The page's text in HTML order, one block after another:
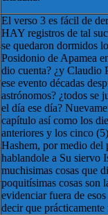
El verso 3 es fácil de
HAY registros de tal
se quedaron dormidos
Posidonio de Apamea
dio cuenta? ¿y Claudio
ese evento décadas
astrónomos? ¿todos se
el día ese día?
capítulo así como los
anteriores y los cinco
Hashem, por medio del
hablandole a Su siervo
muchisimas cosas que
poquitísimas cosas son
evidenciar fuera de
decir que prácticamente